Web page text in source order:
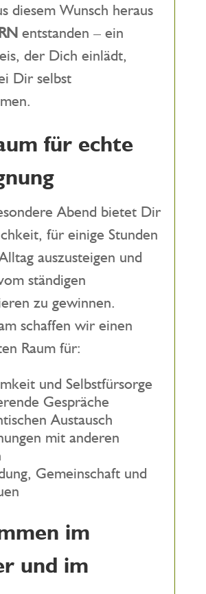
diesem Wunsch heraus
entstanden – ein
der Dich einlädt,
Dir selbst
für echte
Abend bietet Dir
für einige Stunden
auszusteigen und
ständigen
zu gewinnen.
schaffen wir einen
Raum für:
und Selbstfürsorge
Gespräche
Austausch
mit anderen
Gemeinschaft und
im
und im